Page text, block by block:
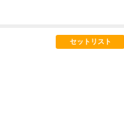
セットリスト